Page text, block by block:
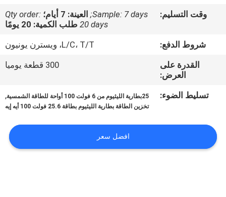
اتصل
أخبار
اطلب
خريطة
وقت التسليم:
Sample: 7 days; العينة: 7 أيام؛
Qty order:
20 days طلب الكمية: 20 يومًا
شروط الدفع:
L/C، T/T، ويسترن يونيون
القدرة على
العرض:
300 قطعة يوميا
تسليط الضوء: 25بطارية الليثيوم من 6 فولت 100 أواحة للطاقة الشمسية ,
تخزين الطاقة بطارية الليثيوم بطاقة 25.6 فولت 100 أيه إيه
افضل سعر